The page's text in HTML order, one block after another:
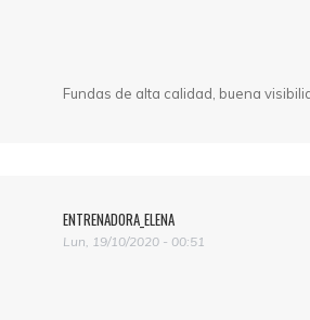
Fundas de alta calidad, buena
ENTRENADORA_ELENA
Lun, 19/10/2020 - 00:51